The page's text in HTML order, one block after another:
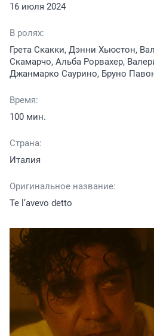
16 июля 2024
В ролях:
Грета Скакки, Дэнни Хьюстон,
Скамарчо, Альба Рорвахер,
Джанмарко Саурино, Бруно
Время:
100 мин.
Страна:
Италия
Оригинальное название:
Te l’avevo detto